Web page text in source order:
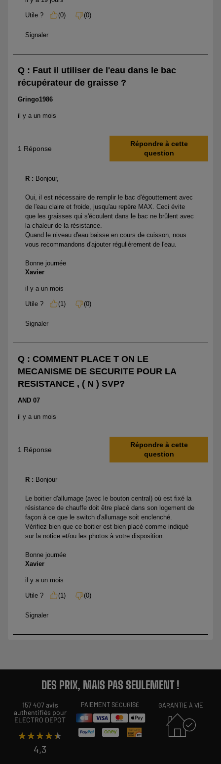
DES PRIX, MAIS PAS SEULEMENT !
157 407 avis
authentifiés pour
ELECTRO DEPOT
★★★★★
★★★★★
4,3
PAIEMENT SÉCURISÉ GARANTIE À VIE